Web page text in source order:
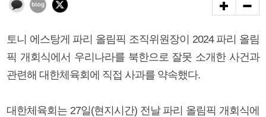
토니 에스탕게 파리 올림픽 조직위원장이 2024 파리 올림
픽 개회식에서 우리나라를 북한으로 잘못 소개한 사건과
관련해 대한체육회에 직접 사과를 약속했다.
대한체육회는 27일(현지시간) 전날 파리 올림픽 개회식에